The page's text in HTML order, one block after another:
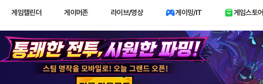
게임캘린더 게이머존 라이브/영상 게이밍/IT 게임스토어